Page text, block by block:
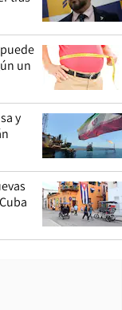
un
y